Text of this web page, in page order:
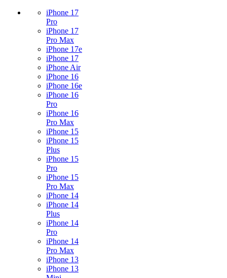
iPhone 17
Pro
iPhone 17
Pro Max
iPhone 17e
iPhone 17
iPhone Air
iPhone 16
iPhone 16e
iPhone 16
Pro
iPhone 16
Pro Max
iPhone 15
iPhone 15
Plus
iPhone 15
Pro
iPhone 15
Pro Max
iPhone 14
iPhone 14
Plus
iPhone 14
Pro
iPhone 14
Pro Max
iPhone 13
iPhone 13